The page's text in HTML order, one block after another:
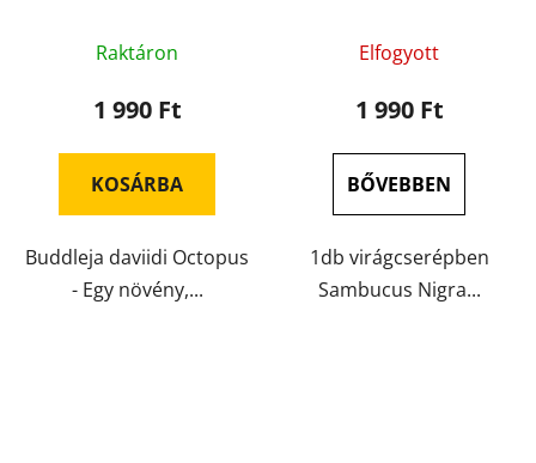
Raktáron
1 990 Ft
KOSÁRBA
Buddleja daviidi Octopus
- Egy növény,...
Elfogyott
1 990 Ft
BŐVEBBEN
1db virágcserépben
Sambucus Nigra...